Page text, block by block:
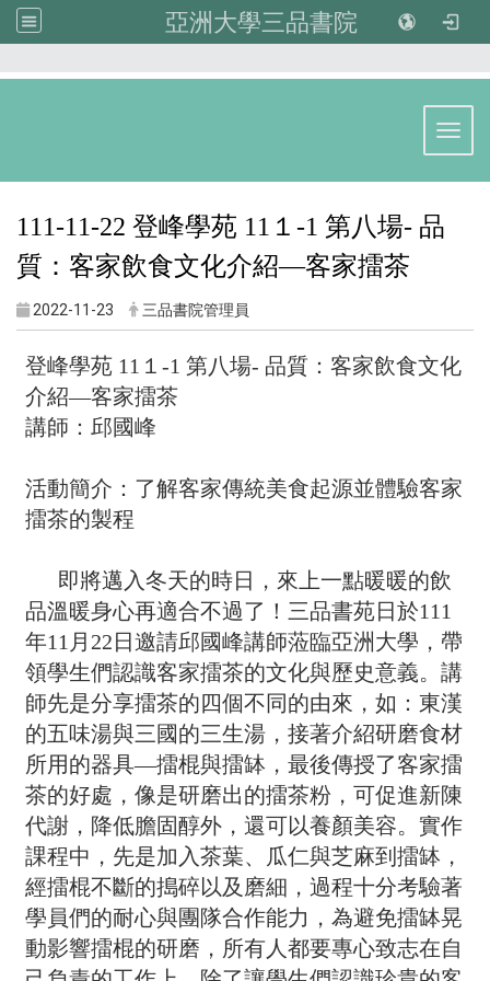
亞洲大學三品書院
111-11-22 登峰學苑 11１-1 第八場- 品
質：客家飲食文化介紹—客家擂茶
2022-11-23 三品書院管理員
登峰學苑 11１-1 第八場- 品質：客家飲食文化
介紹—客家擂茶
講師：邱國峰
活動簡介：了解客家傳統美食起源並體驗客家
擂茶的製程
即將邁入冬天的時日，來上一點暖暖的飲
品溫暖身心再適合不過了！三品書苑日於111
年11月22日邀請邱國峰講師蒞臨亞洲大學，帶
領學生們認識客家擂茶的文化與歷史意義。講
師先是分享擂茶的四個不同的由來，如：東漢
的五味湯與三國的三生湯，接著介紹研磨食材
所用的器具—擂棍與擂缽，最後傳授了客家擂
茶的好處，像是研磨出的擂茶粉，可促進新陳
代謝，降低膽固醇外，還可以養顏美容。實作
課程中，先是加入茶葉、瓜仁與芝麻到擂缽，
經擂棍不斷的搗碎以及磨細，過程十分考驗著
學員們的耐心與團隊合作能力，為避免擂缽晃
動影響擂棍的研磨，所有人都要專心致志在自